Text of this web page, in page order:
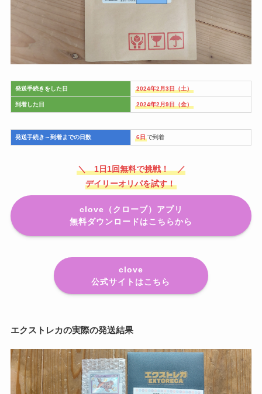
発送手続きをした日 2024年2月3日（土）
到着した日 2024年2月9日（金）
発送手続き～到着までの日数 6日で到着
＼ 1日1回無料で挑戦！ ／
デイリーオリパを試す！
clove（クローブ）アプリ
無料ダウンロードはこちらから
clove
公式サイトはこちら
エクストレカの実際の発送結果